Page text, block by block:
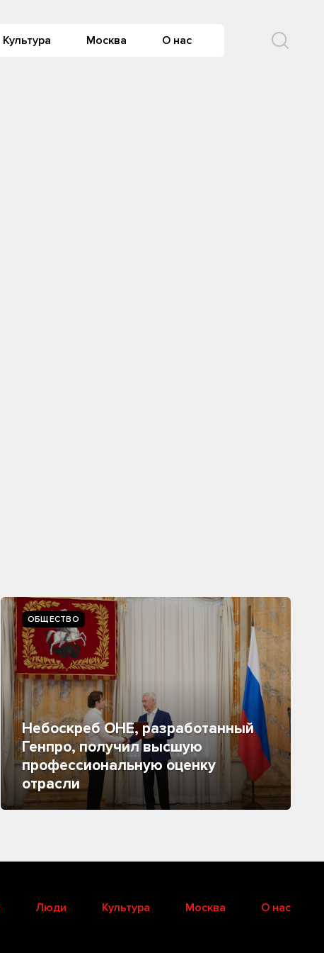
Культура Москва О нас
ОБЩЕСТВО
Небоскреб ОНЕ, разработанный
Генпро, получил высшую
профессиональную оценку
отрасли
Люди Культура Москва О нас